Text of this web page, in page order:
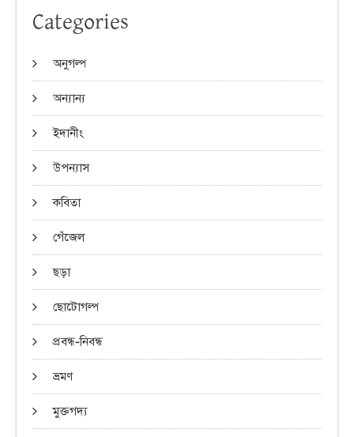
Categories
অনুগল্প
অন্যান্য
ইদানীং
উপন্যাস
কবিতা
গেঁজেল
ছড়া
ছোটোগল্প
প্রবন্ধ-নিবন্ধ
ভ্রমণ
মুক্তগদ্য